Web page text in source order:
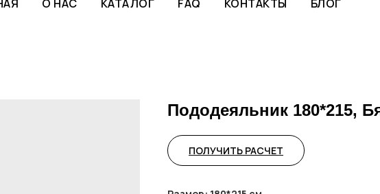
О НАС КАТАЛОГ FAQ КОНТАКТЫ БЛОГ
Пододеяльник 180*215,
ПОЛУЧИТЬ РАСЧЕТ